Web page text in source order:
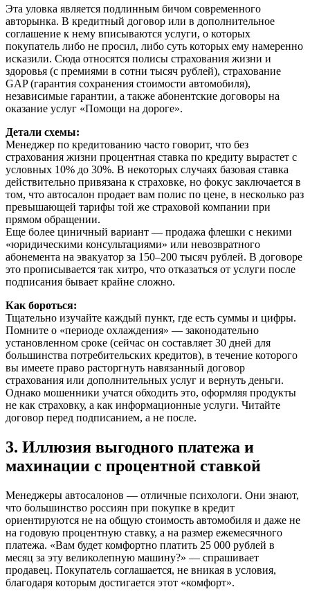
Эта уловка является подлинным бичом современного
авторынка. В кредитный договор или в дополнительное
соглашение к нему вписываются услуги, о которых
покупатель либо не просил, либо суть которых ему намеренно
исказили. Сюда относятся полисы страхования жизни и
здоровья (с премиями в сотни тысяч рублей), страхование
GAP (гарантия сохранения стоимости автомобиля),
независимые гарантии, а также абонентские договоры на
оказание услуг «Помощи на дороге».
Детали схемы:
Менеджер по кредитованию часто говорит, что без
страхования жизни процентная ставка по кредиту вырастет с
условных 10% до 30%. В некоторых случаях базовая ставка
действительно привязана к страховке, но фокус заключается в
том, что автосалон продает вам полис по цене, в несколько раз
превышающей тарифы той же страховой компании при
прямом обращении.
Еще более циничный вариант — продажа флешки с некими
«юридическими консультациями» или невозвратного
абонемента на эвакуатор за 150–200 тысяч рублей. В договоре
это прописывается так хитро, что отказаться от услуги после
подписания бывает крайне сложно.
Как бороться:
Тщательно изучайте каждый пункт, где есть суммы и цифры.
Помните о «периоде охлаждения» — законодательно
установленном сроке (сейчас он составляет 30 дней для
большинства потребительских кредитов), в течение которого
вы имеете право расторгнуть навязанный договор
страхования или дополнительных услуг и вернуть деньги.
Однако мошенники учатся обходить это, оформляя продукты
не как страховку, а как информационные услуги. Читайте
договор перед подписанием, а не после.
3. Иллюзия выгодного платежа и
махинации с процентной ставкой
Менеджеры автосалонов — отличные психологи. Они знают,
что большинство россиян при покупке в кредит
ориентируются не на общую стоимость автомобиля и даже не
на годовую процентную ставку, а на размер ежемесячного
платежа. «Вам будет комфортно платить 25 000 рублей в
месяц за эту великолепную машину?» — спрашивает
продавец. Покупатель соглашается, не вникая в условия,
благодаря которым достигается этот «комфорт».